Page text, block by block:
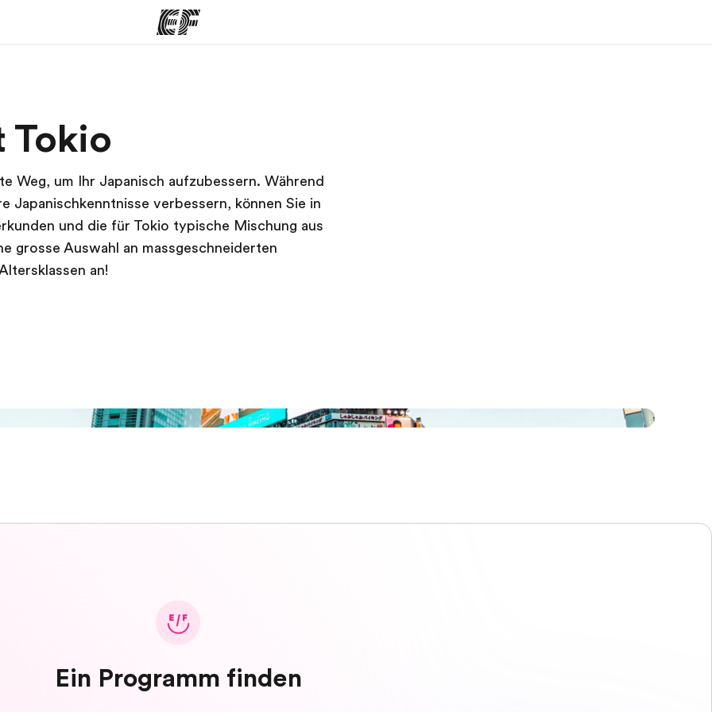
ansehen
Tokio
Weg, um Ihr Japanisch aufzubessern. Während
Japanischkenntnisse verbessern, können Sie in
und die für Tokio typische Mischung aus
grosse Auswahl an massgeschneiderten
an!
Ein Programm finden